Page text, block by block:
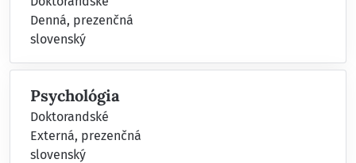
Denná, prezenčná
slovenský
Psychológia
Doktorandské
Externá, prezenčná
slovenský